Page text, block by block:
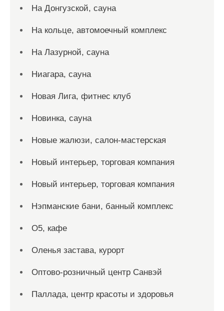
На Донгузской, сауна
На кольце, автомоечный комплекс
На Лазурной, сауна
Ниагара, сауна
Новая Лига, фитнес клуб
Новинка, сауна
Новые жалюзи, салон-мастерская
Новый интерьер, торговая компания
Новый интерьер, торговая компания
Нэпманские бани, банный комплекс
О5, кафе
Оленья застава, курорт
Оптово-розничный центр Санвэй
Паллада, центр красоты и здоровья